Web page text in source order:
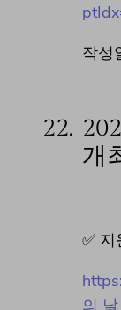
작성
22.
개
✅
의